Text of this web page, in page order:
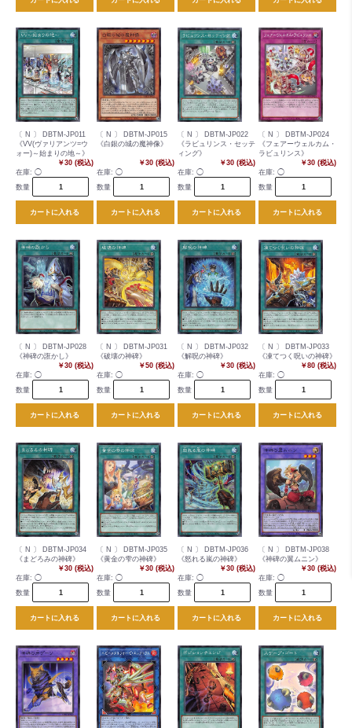
〔 N 〕 DBTM-JP011
《VV(ヴァリアンツ=ウ
ォー)～始まりの地～》
￥30 (税込)
在庫: ◯
数量
カートに入れる
〔 N 〕 DBTM-JP015
《白銀の城の魔神像》
￥30 (税込)
在庫: ◯
数量
カートに入れる
〔 N 〕 DBTM-JP022
《ラビュリンス・セッテ
ィング》
￥30 (税込)
在庫: ◯
数量
カートに入れる
〔 N 〕 DBTM-JP024
《フェアーウェルカム・
ラビュリンス》
￥30 (税込)
在庫: ◯
数量
カートに入れる
〔 N 〕 DBTM-JP028
《神碑の誑かし》
￥30 (税込)
在庫: ◯
数量
カートに入れる
〔 N 〕 DBTM-JP031
《破壊の神碑》
￥50 (税込)
在庫: ◯
数量
カートに入れる
〔 N 〕 DBTM-JP032
《解呪の神碑》
￥30 (税込)
在庫: ◯
数量
カートに入れる
〔 N 〕 DBTM-JP033
《凍てつく呪いの神碑》
￥80 (税込)
在庫: ◯
数量
カートに入れる
〔 N 〕 DBTM-JP034
《まどろみの神碑》
￥30 (税込)
在庫: ◯
数量
カートに入れる
〔 N 〕 DBTM-JP035
《黄金の雫の神碑》
￥30 (税込)
在庫: ◯
数量
カートに入れる
〔 N 〕 DBTM-JP036
《怒れる嵐の神碑》
￥30 (税込)
在庫: ◯
数量
カートに入れる
〔 N 〕 DBTM-JP038
《神碑の翼ムニン》
￥30 (税込)
在庫: ◯
数量
カートに入れる